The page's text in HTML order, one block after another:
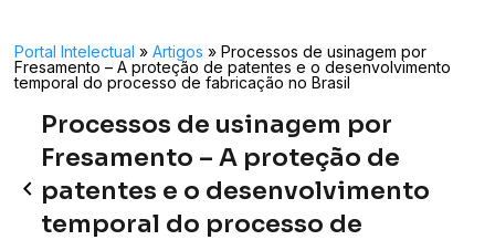
Portal Intelectual » Artigos » Processos de usinagem por
Fresamento – A proteção de patentes e o desenvolvimento
temporal do processo de fabricação no Brasil
keyboard_arrow_left
Processos de usinagem por
Fresamento – A proteção de
patentes e o desenvolvimento
temporal do processo de